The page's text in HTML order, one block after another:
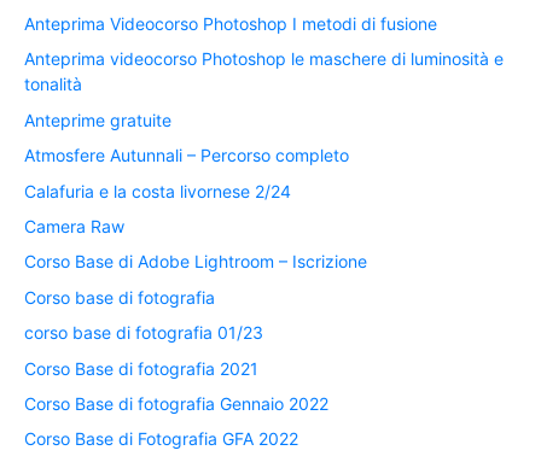
Anteprima Videocorso Photoshop I metodi di fusione
Anteprima videocorso Photoshop le maschere di luminosità e
tonalità
Anteprime gratuite
Atmosfere Autunnali – Percorso completo
Calafuria e la costa livornese 2/24
Camera Raw
Corso Base di Adobe Lightroom – Iscrizione
Corso base di fotografia
corso base di fotografia 01/23
Corso Base di fotografia 2021
Corso Base di fotografia Gennaio 2022
Corso Base di Fotografia GFA 2022